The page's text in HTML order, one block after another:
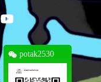
potak2530